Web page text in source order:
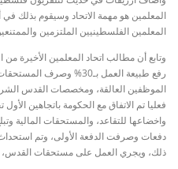
المعلمين هو مهمة الاتحاد وسيقوم بذلك
المعلمين الفلسطينيين الملتزمين
وتابع أن مطالب اتحاد المعلمين الأخيرة
رفع طبيعة العمل بـ30%
الموظفين العالقة، ومخصصات القدس
فعليا تم الاتفاق مع الحكومة باتجاهين
ذلك، ويجري العمل على مستحقات